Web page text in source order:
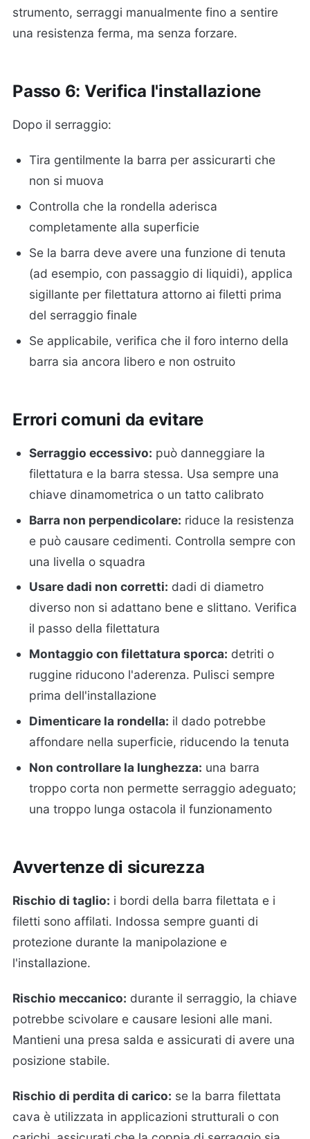
strumento, serraggi manualmente fino a sentire
una resistenza ferma, ma senza forzare.
Passo 6: Verifica l'installazione
Dopo il serraggio:
Tira gentilmente la barra per assicurarti che
non si muova
Controlla che la rondella aderisca
completamente alla superficie
Se la barra deve avere una funzione di tenuta
(ad esempio, con passaggio di liquidi), applica
sigillante per filettatura attorno ai filetti prima
del serraggio finale
Se applicabile, verifica che il foro interno della
barra sia ancora libero e non ostruito
Errori comuni da evitare
Serraggio eccessivo: può danneggiare la
filettatura e la barra stessa. Usa sempre una
chiave dinamometrica o un tatto calibrato
Barra non perpendicolare: riduce la resistenza
e può causare cedimenti. Controlla sempre con
una livella o squadra
Usare dadi non corretti: dadi di diametro
diverso non si adattano bene e slittano. Verifica
il passo della filettatura
Montaggio con filettatura sporca: detriti o
ruggine riducono l'aderenza. Pulisci sempre
prima dell'installazione
Dimenticare la rondella: il dado potrebbe
affondare nella superficie, riducendo la tenuta
Non controllare la lunghezza: una barra
troppo corta non permette serraggio adeguato;
una troppo lunga ostacola il funzionamento
Avvertenze di sicurezza
Rischio di taglio: i bordi della barra filettata e i
filetti sono affilati. Indossa sempre guanti di
protezione durante la manipolazione e
l'installazione.
Rischio meccanico: durante il serraggio, la chiave
potrebbe scivolare e causare lesioni alle mani.
Mantieni una presa salda e assicurati di avere una
posizione stabile.
Rischio di perdita di carico: se la barra filettata
cava è utilizzata in applicazioni strutturali o con